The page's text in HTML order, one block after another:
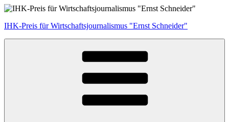
Zum
springen
IHK-Preis für Wirtschaftsjournalismus "Ernst Schneider"